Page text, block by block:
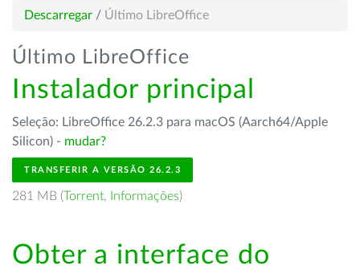
Descarregar / Último LibreOffice
Último LibreOffice
Instalador principal
Seleção: LibreOffice 26.2.3 para macOS (Aarch64/Apple
Silicon) - mudar?
TRANSFERIR A VERSÃO 26.2.3
281 MB (Torrent, Informações)
Obter a interface do